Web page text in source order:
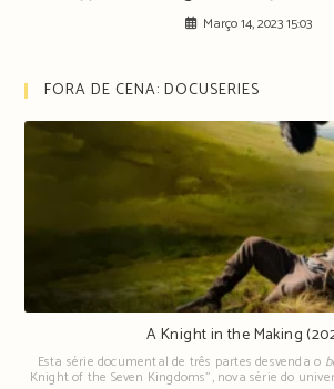
Março 14, 2023 15:03
FORA DE CENA: DOCUSERIES
A Knight in the Making
Esta série documental de três partes desvenda o
Knight of the Seven Kingdoms", nova série do